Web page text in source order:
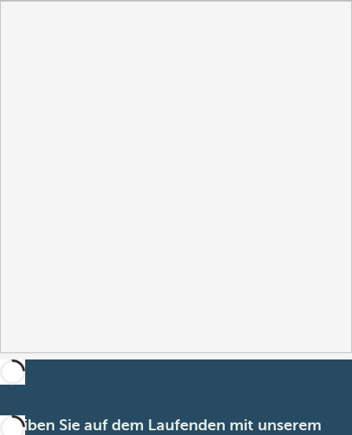
Bleiben Sie auf dem Laufenden mit unserem